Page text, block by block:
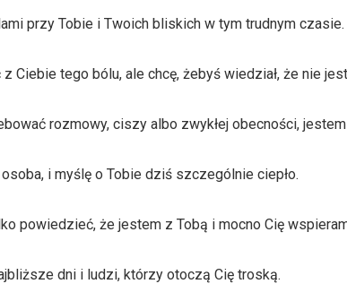
przy Tobie i Twoich bliskich w tym trudnym czasie.
Ciebie tego bólu, ale chcę, żebyś wiedział, że nie
rozmowy, ciszy albo zwykłej obecności,
i myślę o Tobie dziś szczególnie ciepło.
powiedzieć, że jestem z Tobą i mocno Cię
dni i ludzi, którzy otoczą Cię troską.